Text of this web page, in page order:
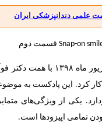
علمی دندانپزشکی ایران
پادکست دنتکست از شهریور
کار کرد. این پادکست به
یکی از ویژگی‌های
تمامی اپیزودها است.